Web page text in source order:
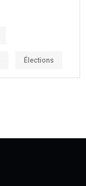
Élections